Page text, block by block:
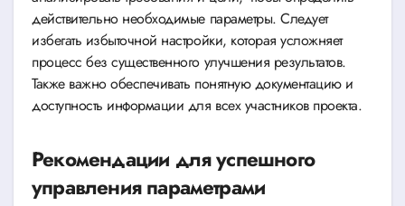
действительно необходимые параметры. Следует
избегать избыточной настройки, которая усложняет
процесс без существенного улучшения результатов.
Также важно обеспечивать понятную документацию и
доступность информации для всех участников проекта.
Рекомендации для успешного
управления параметрами